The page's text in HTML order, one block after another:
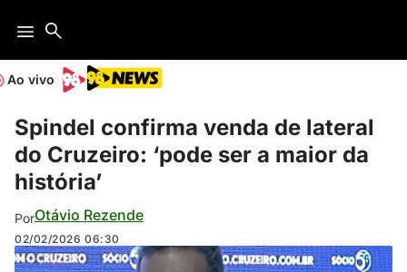
Ao vivo
Spindel confirma venda de lateral
do Cruzeiro: ‘pode ser a maior da
história’
PorOtávio Rezende
02/02/2026 06:30